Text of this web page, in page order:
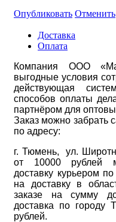
Опубликовать Отменить
Доставка
Оплата
Компания ООО
выгодные условия
действующая
способов оплаты
партнёром для
Заказ можно забрать
по адресу:
г. Тюмень, ул.
от 10000 рублей
доставку курьером
на доставку в
заказе на сумму
доставка по
рублей.